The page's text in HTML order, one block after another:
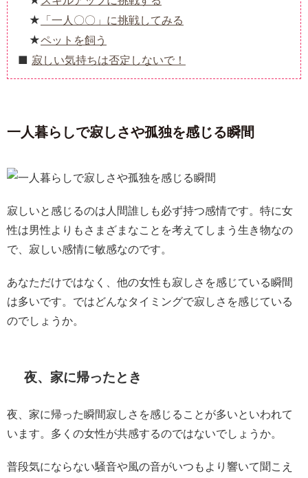
「一人〇〇」に挑戦してみる
ペットを飼う
寂しい気持ちは否定しないで！
一人暮らしで寂しさや孤独を感じる瞬間
寂しいと感じるのは人間誰しも必ず持つ感情です。特に女
性は男性よりもさまざまなことを考えてしまう生き物なの
で、寂しい感情に敏感なのです。
あなただけではなく、他の女性も寂しさを感じている瞬間
は多いです。ではどんなタイミングで寂しさを感じている
のでしょうか。
夜、家に帰ったとき
夜、家に帰った瞬間寂しさを感じることが多いといわれて
います。多くの女性が共感するのではないでしょうか。
普段気にならない騒音や風の音がいつもより響いて聞こえ